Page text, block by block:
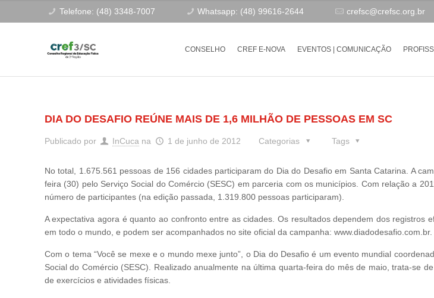
Telefone: (48) 3348-7007 Whatsapp: (48) 99616-2644 crefsc@crefsc.org.br
CONSELHO CREF E-NOVA EVENTOS | COMUNICAÇÃO
DIA DO DESAFIO REÚNE MAIS DE 1,6 MILHÃO DE PESSOAS EM SC
Publicado por InCuca na 1 de junho de 2012 Categorias Tags
No total, 1.675.561 pessoas de 156 cidades participaram do Dia do Desafio em Santa Catarina. A
feira (30) pelo Serviço Social do Comércio (SESC) em parceria com os municípios. Com relação a
número de participantes (na edição passada, 1.319.800 pessoas participaram).
A expectativa agora é quanto ao confronto entre as cidades. Os resultados dependem dos registros
em todo o mundo, e podem ser acompanhados no site oficial da campanha: www.diadodesafio.com.br.
Com o tema “Você se mexe e o mundo mexe junto”, o Dia do Desafio é um evento mundial
Social do Comércio (SESC). Realizado anualmente na última quarta-feira do mês de maio, trata-se
de exercícios e atividades físicas.